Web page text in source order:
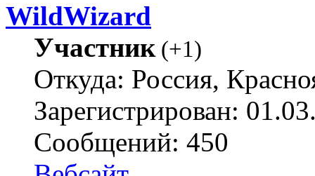
WildWizard
Участник(+1)
Откуда: Россия,
Зарегистрирован:
Сообщений: 450